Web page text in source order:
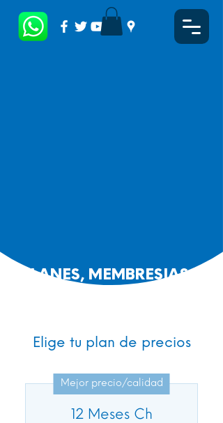
PLANES, MEMBRESIAS Y
Elige tu plan de precios
Mejor precio/calidad
12 Meses Ch